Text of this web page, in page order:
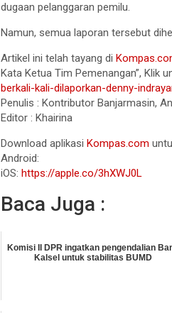
dugaan pelanggaran pemilu.
Namun, semua laporan tersebut
Artikel ini telah tayang di
Kata Ketua Tim Pemenangan”, Klik
berkali-kali-dilaporkan-denny-
Penulis : Kontributor Banjarmasin,
Editor : Khairina
Download aplikasiKompas.com
Android:
iOS:https://apple.co/3hXWJ0L
Baca Juga :
Komisi II DPR ingatkan pengendalian
Kalsel untuk stabilitas BUMD